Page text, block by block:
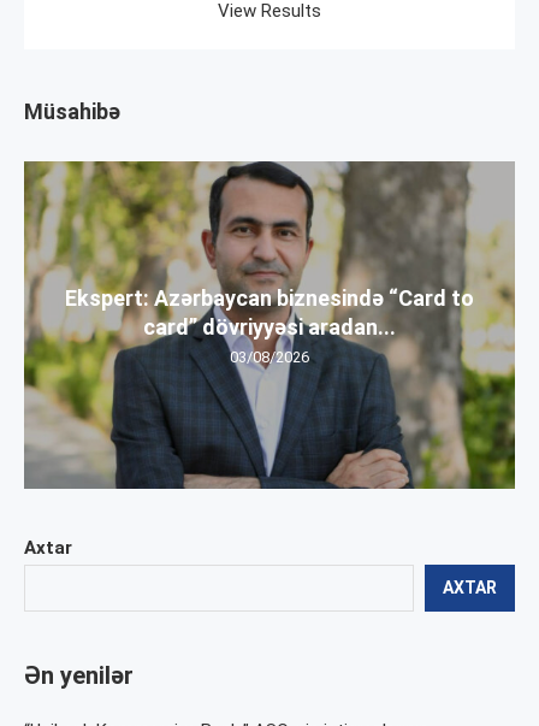
Axtar
AXTAR
Ən yenilər
View Results
Müsahibə
Ekspert: Azərbaycan biznesində “Card to
card” dövriyyəsi aradan...
03/08/2026